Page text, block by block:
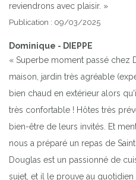
reviendrons avec plaisir. »
Publication : 09/03/2025
Dominique - DIEPPE
« Superbe moment passé chez
maison, jardin très agréable
bien chaud en extérieur alors
très confortable ! Hôtes très
bien-être de leurs invités. Et
nous a préparé un repas de
Douglas est un passionné de
sujet, et il le prouve au